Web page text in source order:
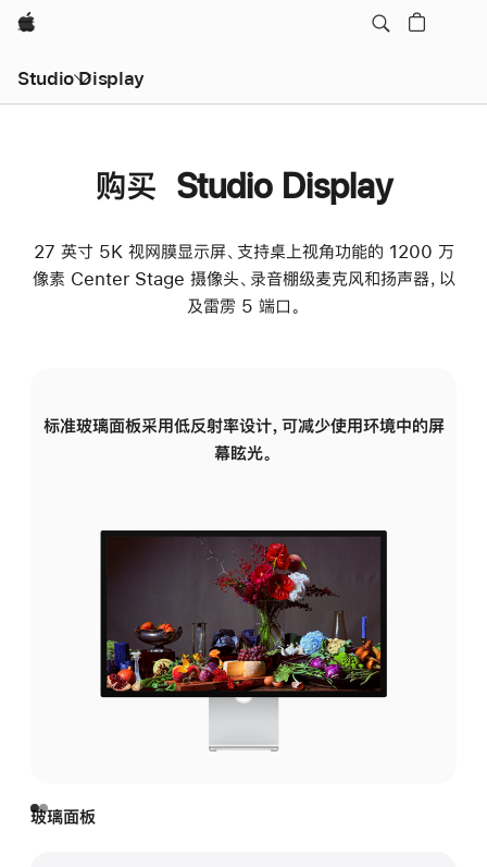
Apple
Studio Display
购买 Studio Display
27 英寸 5K 视网膜显示屏、支持桌上视角功能的 1200 万
像素 Center Stage 摄像头、录音棚级麦克风和扬声器，以
及雷雳 5 端口。
标准玻璃面板采用低反射率设计，可减少使用环境中的屏
幕眩光。
玻璃面板